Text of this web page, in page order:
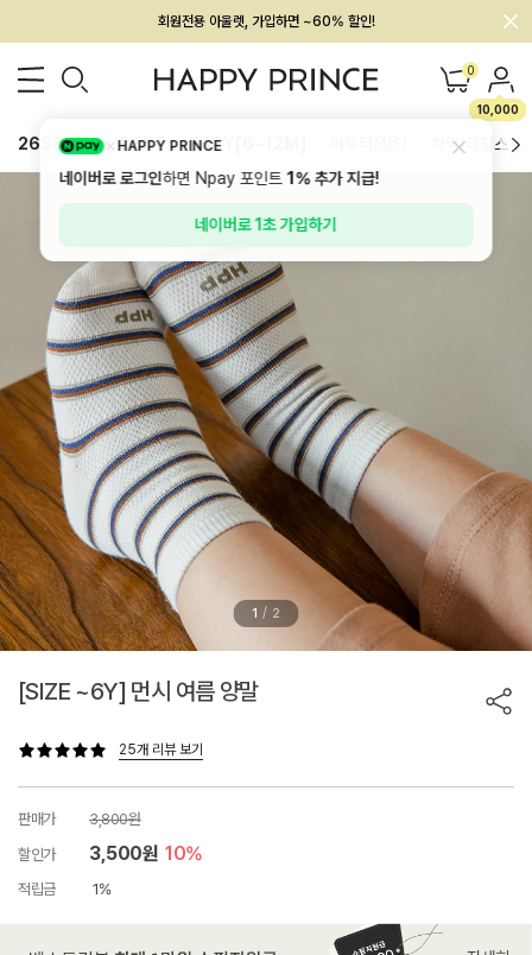
회원전용 아울렛, 가입하면 ~60% 할인!
멤버십 최대 28,000원 혜택 0
10,000
26SS 신상 BEST BABY[6~12M] 하의/레깅스
1 / 2
[SIZE ~6Y] 먼시 여름 양말
25개 리뷰 보기
판매가
3,800원
할인가
3,500원 10%
적립금 1%
HAPPY PRINCE
네이버로 로그인하면 Npay 포인트1%추가 지급!
네이버로 1초 가입하기